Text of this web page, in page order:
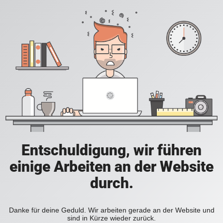
Entschuldigung, wir führen
einige Arbeiten an der Website
durch.
Danke für deine Geduld. Wir arbeiten gerade an der Website und
sind in Kürze wieder zurück.